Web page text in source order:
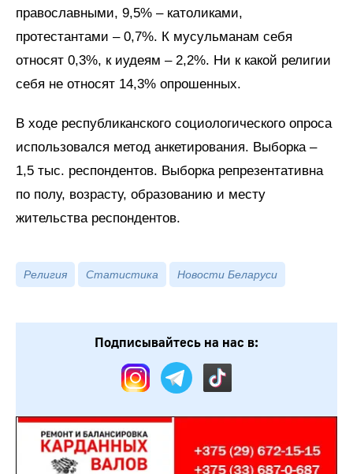
православными, 9,5% – католиками,
протестантами – 0,7%. К мусульманам себя
относят 0,3%, к иудеям – 2,2%. Ни к какой религии
себя не относят 14,3% опрошенных.
В ходе республиканского социологического опроса
использовался метод анкетирования. Выборка –
1,5 тыс. респондентов. Выборка репрезентативна
по полу, возрасту, образованию и месту
жительства респондентов.
Религия Статистика Новости Беларуси
Подписывайтесь на нас в: